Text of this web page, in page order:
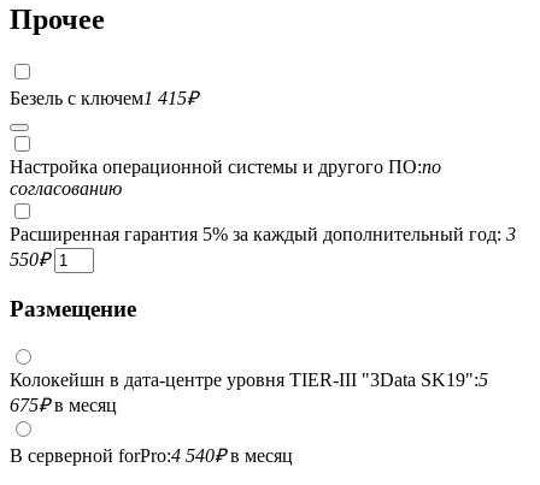
Прочее
Безель с ключем1 415₽
Настройка операционной системы и другого ПО:по
согласованию
Расширенная гарантия 5% за каждый дополнительный год: 3
550₽
Размещение
Колокейшн в дата-центре уровня TIER-III "3Data SK19":5
675₽в месяц
В серверной forPro:4 540₽в месяц